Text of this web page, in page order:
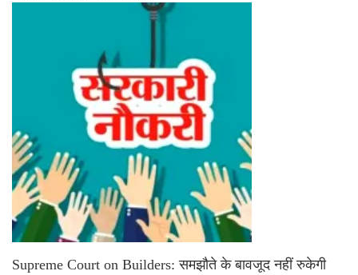
Supreme Court on Builders: समझौते के बावजूद नहीं रुकेगी